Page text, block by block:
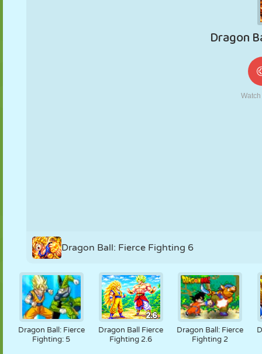
Dragon Ball: Fierce Fighting 6
Dragon Ball: Fierce
Fighting: 5
Dragon Ball Fierce
Fighting 2.6
Dragon Ball: Fierce
Fighting 2